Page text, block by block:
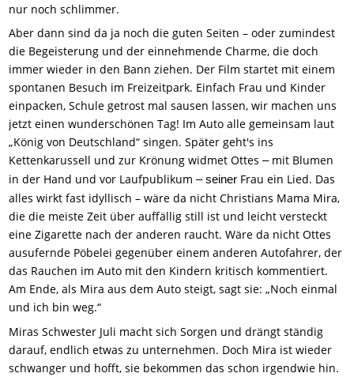
nur noch schlimmer.
Aber dann sind da ja noch die guten Seiten – oder zumindest
die Begeisterung und der einnehmende Charme, die doch
immer wieder in den Bann ziehen. Der Film startet mit einem
spontanen Besuch im Freizeitpark. Einfach Frau und Kinder
einpacken, Schule getrost mal sausen lassen, wir machen uns
jetzt einen wunderschönen Tag! Im Auto alle gemeinsam laut
„König von Deutschland“ singen. Später geht's ins
Kettenkarussell und zur Krönung widmet Ottes– mit Blumen
in der Hand und vor Laufpublikum– seiner Frau ein Lied. Das
alles wirkt fast idyllisch – wäre da nicht Christians Mama Mira,
die die meiste Zeit über auffällig still ist und leicht versteckt
eine Zigarette nach der anderen raucht. Wäre da nicht Ottes
ausufernde Pöbelei gegenüber einem anderen Autofahrer, der
das Rauchen im Auto mit den Kindern kritisch kommentiert.
Am Ende, als Mira aus dem Auto steigt, sagt sie: „Noch einmal
und ich bin weg.“
Miras Schwester Juli macht sich Sorgen und drängt ständig
darauf, endlich etwas zu unternehmen. Doch Mira ist wieder
schwanger und hofft, sie bekommen das schon irgendwie hin.